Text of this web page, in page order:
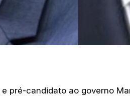
pré-candidato ao governo